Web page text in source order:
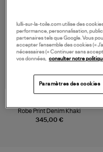
345,00 €
Robe Print Denim Khaki
lulli-sur-la-toile.com utilise des
performance, personnalisation,
partenaires tels que Google. Vous
accepter l’ensemble des cookies («
nécessaires (« Continuer sans
vos données, consulter notre
Paramètres des cookies